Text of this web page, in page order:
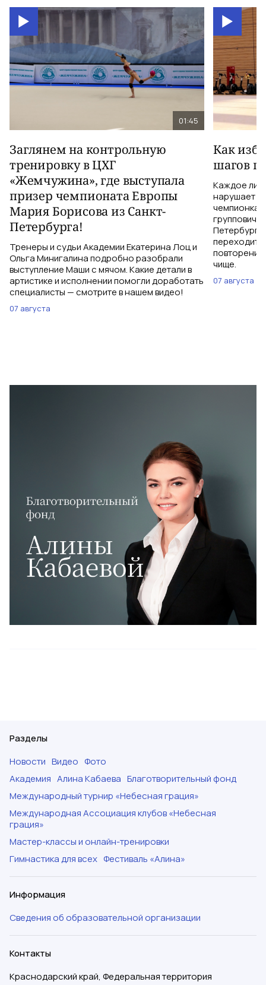
01:45
Заглянем на контрольную
тренировку в ЦХГ
«Жемчужина», где выступала
призер чемпионата Европы
Мария Борисова из Санкт-
Петербурга!
Тренеры и судьи Академии Екатерина Лоц и
Ольга Минигалина подробно разобрали
выступление Маши с мячом. Какие детали в
артистике и исполнении помогли доработать
специалисты — смотрите в нашем видео!
07 августа
Как
шагов
Каждое
нарушает
чемпионка
повторений
чище.
07 августа
Разделы
Новости Видео Фото
Академия Алина Кабаева Благотворительный фонд
Международный турнир «Небесная грация»
Международная Ассоциация клубов «Небесная
грация»
Мастер-классы и онлайн-тренировки
Гимнастика для всех Фестиваль «Алина»
Информация
Сведения об образовательной организации
Контакты
Краснодарский край, Федеральная территория